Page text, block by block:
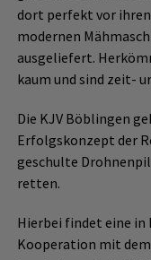
dort perfekt vor
modernen
ausgeliefert.
kaum und sind zeit-
Die KJV Böblingen
Erfolgskonzept der
geschulte
retten.
Hierbei findet eine
Kooperation mit